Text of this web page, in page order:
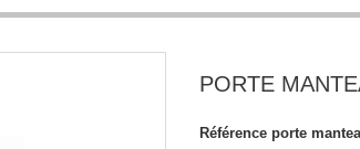
PORTE
Référence porte